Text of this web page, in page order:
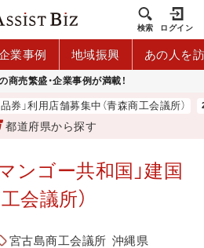
検索 ログイン
業事例 地域振興 あの人を
商売繁盛・企業事例が満載！
」利用店舗募集中（青森商工会議所）
都道府県から探す
ンゴー共和国」建国
会議所）
宮古島商工会議所 沖縄県